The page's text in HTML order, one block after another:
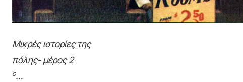
Μικρές ιστορίες της
πόλης- μέρος 2
ο…